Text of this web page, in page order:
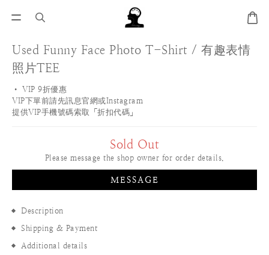
Used Funny Face Photo T-Shirt / 有趣表情
照片TEE
• VIP 9折優惠
VIP下單前請先訊息官網或Instagram
提供VIP手機號碼索取「折扣代碼」
Sold Out
Please message the shop owner for order details.
MESSAGE
Description
Shipping & Payment
Additional details